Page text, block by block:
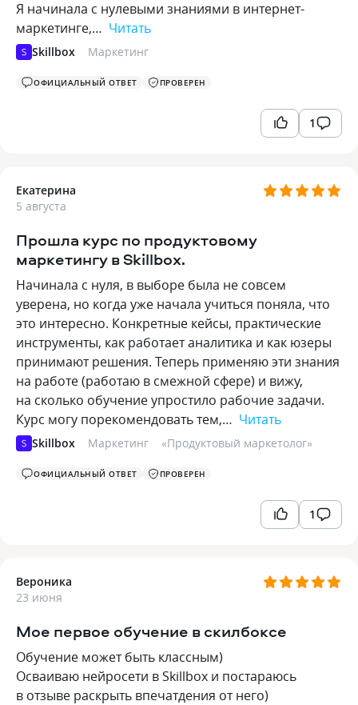
Я начинала с нулевыми знаниями в интернет-
маркетинге,… Читать
Skillbox Маркетинг
ОФИЦИАЛЬНЫЙ ОТВЕТ ПРОВЕРЕН
1
Екатерина
5 августа
Прошла курс по продуктовому
маркетингу в Skillbox.
Начинала с нуля, в выборе была не совсем
уверена, но когда уже начала учиться поняла, что
это интересно. Конкретные кейсы, практические
инструменты, как работает аналитика и как юзеры
принимают решения. Теперь применяю эти знания
на работе (работаю в смежной сфере) и вижу,
на сколько обучение упростило рабочие задачи.
Курс могу порекомендовать тем,… Читать
Skillbox Маркетинг «Продуктовый маркетолог»
ОФИЦИАЛЬНЫЙ ОТВЕТ ПРОВЕРЕН
1
Вероника
23 июня
Мое первое обучение в скилбоксе
Обучение может быть классным)
Осваиваю нейросети в Skillbox и постараюсь
в отзыве раскрыть впечатдения от него)